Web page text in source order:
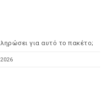
για αυτό το πακέτο;